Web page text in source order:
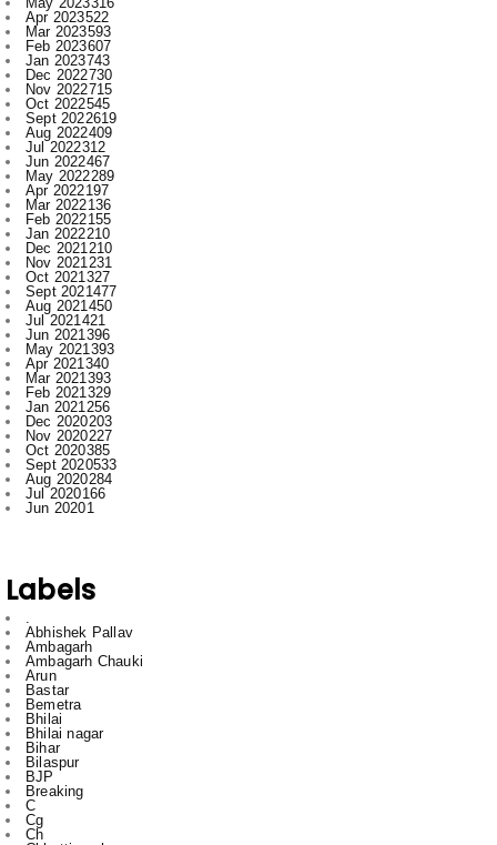
Dec 2022730
Nov 2022715
Oct 2022545
Sept 2022619
Aug 2022409
Jul 2022312
Jun 2022467
May 2022289
Apr 2022197
Mar 2022136
Feb 2022155
Jan 2022210
Dec 2021210
Nov 2021231
Oct 2021327
Sept 2021477
Aug 2021450
Jul 2021421
Jun 2021396
May 2021393
Apr 2021340
Mar 2021393
Feb 2021329
Jan 2021256
Dec 2020203
Nov 2020227
Oct 2020385
Sept 2020533
Aug 2020284
Jul 2020166
Jun 20201
Ambagarh
Ambagarh Chauki
Bastar
Bemetra
Bhilai
Bhilai nagar
Bihar
Bilaspur
BJP
Breaking
C
Cg
Ch
Chhattisgarh
Chhattisgarrh
Congress
Cr